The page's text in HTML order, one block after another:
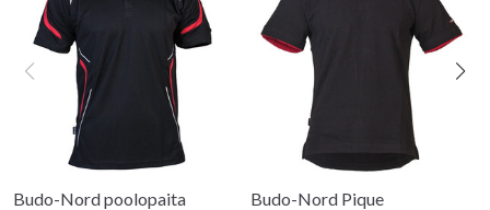
Budo-Nord poolopaita Budo-Nord Pique